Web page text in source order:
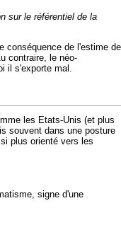
sur le référentiel de la
conséquence de l'estime de
contraire, le néo-
il s'exporte mal.
les Etats-Unis (et plus
souvent dans une posture
plus orienté vers les
signe d'une